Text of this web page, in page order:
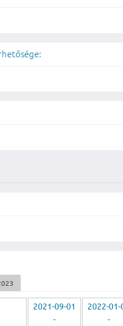
2021-09-01
-
2022-01-
-